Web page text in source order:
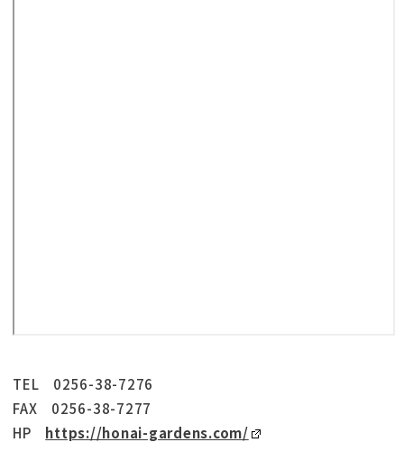
TEL 0256-38-7276
FAX 0256-38-7277
HP https://honai-gardens.com/